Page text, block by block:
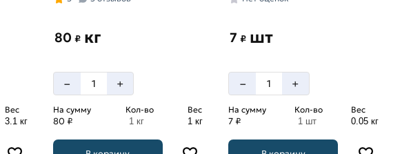
Вес
3.1 кг
80 ₽ кг
– +
На сумму
80 ₽
Кол-во
1 кг
Вес
1 кг
7₽ шт
– +
На сумму
7 ₽
Кол-во
1 шт
Вес
0.05 кг